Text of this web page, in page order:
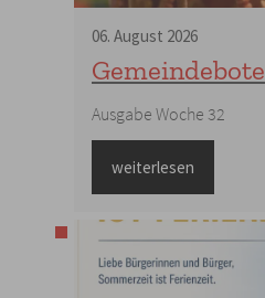
06. August 2026
Gemeindebote
Ausgabe Woche 32
weiterlesen